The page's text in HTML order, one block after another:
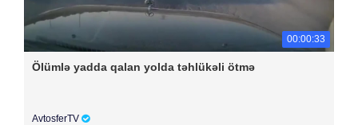
00:00:33
Ölümlə yadda qalan yolda təhlükəli ötmə
AvtosferTV